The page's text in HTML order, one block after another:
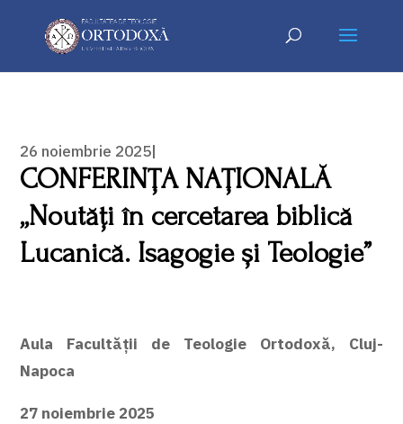
26 noiembrie 2025|
CONFERINȚA NAȚIONALĂ
„Noutăți în cercetarea biblică
Lucanică. Isagogie și Teologie”
Aula Facultății de Teologie Ortodoxă, Cluj-
Napoca
27 noiembrie 2025